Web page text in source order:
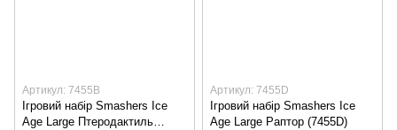
Артикул: 7455B
Ігровий набір Smashers Ice
Age Large Птеродактиль
Артикул: 7455D
Ігровий набір Smashers Ice
Age Large Раптор (7455D)